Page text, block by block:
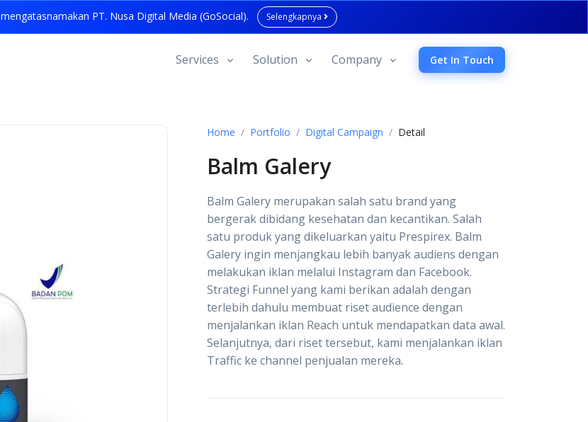
mengatasnamakan PT. Nusa Digital Media (GoSocial). Selengkapnya
Services Solution Company Get In Touch
Home Portfolio Digital Campaign Detail
Balm Galery
Balm Galery merupakan salah satu brand yang
bergerak dibidang kesehatan dan kecantikan. Salah
satu produk yang dikeluarkan yaitu Prespirex. Balm
Galery ingin menjangkau lebih banyak audiens dengan
melakukan iklan melalui Instagram dan Facebook.
Strategi Funnel yang kami berikan adalah dengan
terlebih dahulu membuat riset audience dengan
menjalankan iklan Reach untuk mendapatkan data awal.
Selanjutnya, dari riset tersebut, kami menjalankan iklan
Traffic ke channel penjualan mereka.